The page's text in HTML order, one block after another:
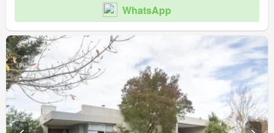
WhatsApp